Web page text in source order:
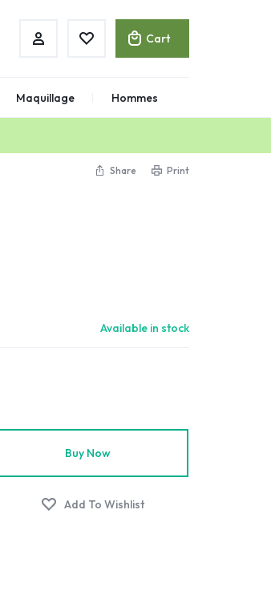
Cart
Maquillage Hommes
Share Print
Available in stock
Buy Now